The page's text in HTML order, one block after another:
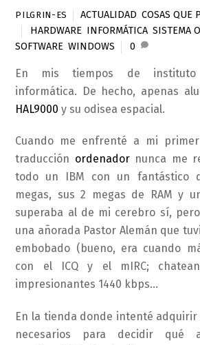
PILGRIN-ES ACTUALIDAD ,COSAS QUE
HARDWARE, INFORMÁTICA, SISTEMA
SOFTWARE ,WINDOWS 0
En mis tiempos de instituto
informática. De hecho, apenas
HAL9000 y su odisea espacial.
Cuando me enfrenté a mi
traducción ordenadornunca me
todo un IBM con un fantástico
megas, sus 2 megas de RAM y
superaba al de mi cerebro sí,
una añorada Pastor Alemán que
embobado (bueno, era cuando
con el ICQ y el mIRC;
impresionantes 1440 kbps…
En la tienda donde intenté
necesarios para decidir qué